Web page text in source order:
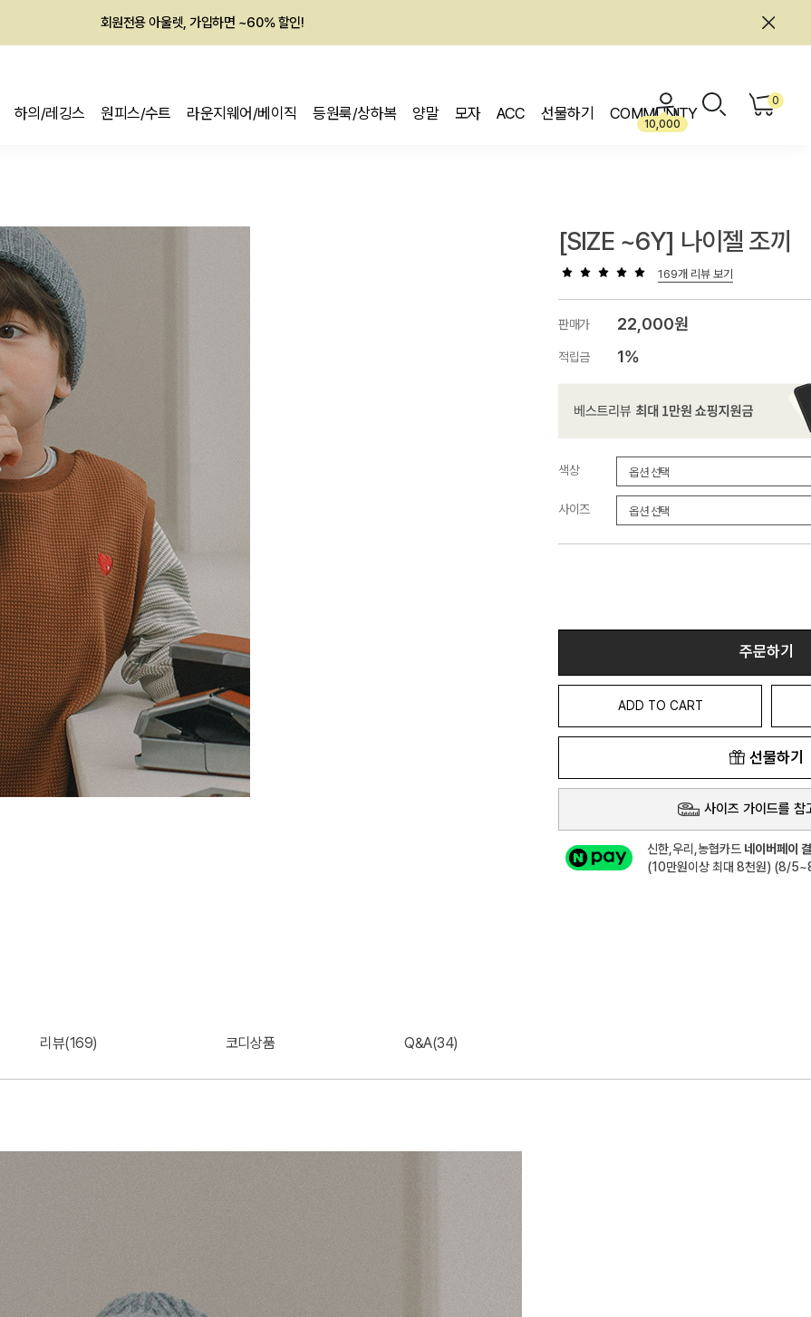
회원전용 아울렛, 가입하면 ~60% 할인!
하의/레깅스 원피스/수트 라운지웨어/베이직 등원룩/상하복 양말 모자 ACC 선물하기 COMMUNITY
10,000
0
[SIZE ~6Y] 나이젤 조끼
169개 리뷰 보기
판매가 22,000원
적립금 1%
색상
사이즈
주문하기
ADD TO CART
선물하기
사이즈 가이드를 참
신한,우리,농협카드 네이버페이
(10만원이상 최대 8천원) (8/
리뷰(169) 코디상품 Q&A(34)